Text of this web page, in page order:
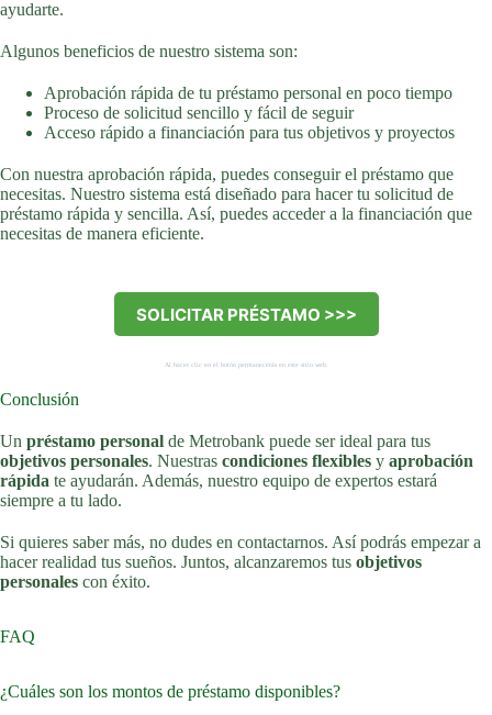
ayudarte.
Algunos beneficios de nuestro sistema son:
Aprobación rápida de tu préstamo personal en poco tiempo
Proceso de solicitud sencillo y fácil de seguir
Acceso rápido a financiación para tus objetivos y proyectos
Con nuestra aprobación rápida, puedes conseguir el préstamo que
necesitas. Nuestro sistema está diseñado para hacer tu solicitud de
préstamo rápida y sencilla. Así, puedes acceder a la financiación que
necesitas de manera eficiente.
SOLICITAR PRÉSTAMO >>>
Al hacer clic en el botón permanecerás en este sitio web.
Conclusión
Un préstamo personal de Metrobank puede ser ideal para tus
objetivos personales. Nuestras condiciones flexibles y aprobación
rápida te ayudarán. Además, nuestro equipo de expertos estará
siempre a tu lado.
Si quieres saber más, no dudes en contactarnos. Así podrás empezar a
hacer realidad tus sueños. Juntos, alcanzaremos tus objetivos
personales con éxito.
FAQ
¿Cuáles son los montos de préstamo disponibles?